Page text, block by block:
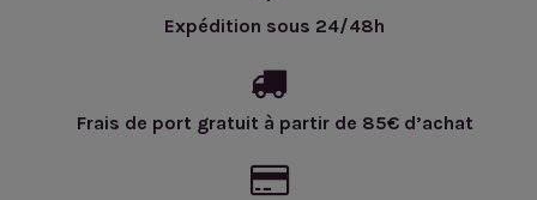
Expédition sous 24/48h
Frais de port gratuit à partir de 85€ d’achat